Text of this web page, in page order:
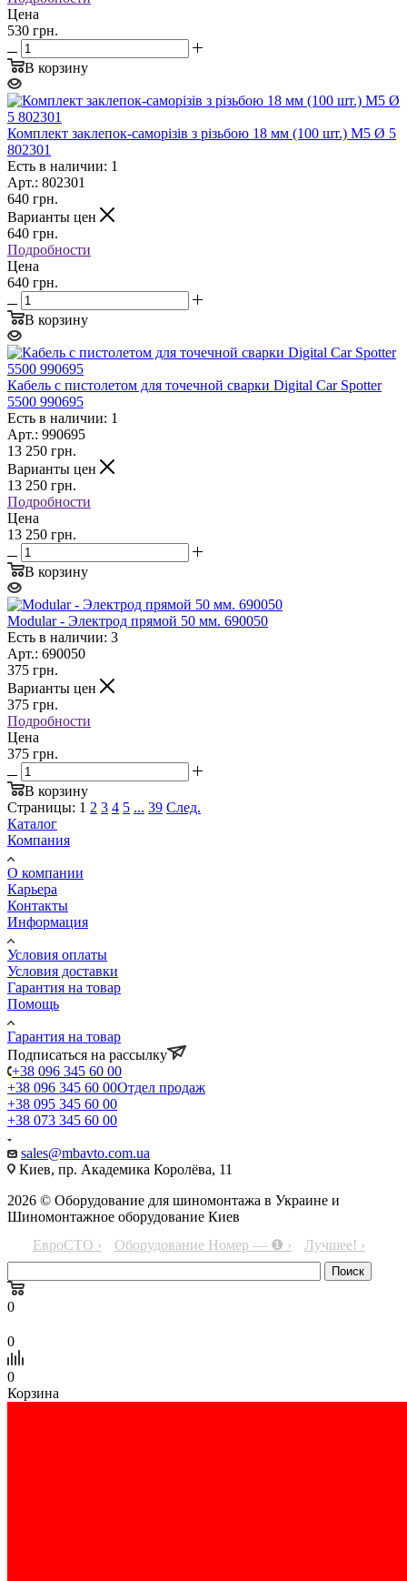
Цена
530 грн.
В корзину
Комплект заклепок-саморізів з різьбою 18 мм (100 шт.) М5 Ø 5
802301
Есть в наличии: 1
Арт.: 802301
640 грн.
Варианты цен
640 грн.
Подробности
Цена
640 грн.
В корзину
Кабель с пистолетом для точечной сварки Digital Car Spotter
5500 990695
Есть в наличии: 1
Арт.: 990695
13 250 грн.
Варианты цен
13 250 грн.
Подробности
Цена
13 250 грн.
В корзину
Modular - Электрод прямой 50 мм. 690050
Есть в наличии: 3
Арт.: 690050
375 грн.
Варианты цен
375 грн.
Подробности
Цена
375 грн.
В корзину
Страницы: 1 2 3 4 5 ... 39 След.
Каталог
Компания
О компании
Карьера
Контакты
Информация
Условия оплаты
Условия доставки
Гарантия на товар
Помощь
Гарантия на товар
Подписаться на рассылку
+38 096 345 60 00
+38 096 345 60 00Отдел продаж
+38 095 345 60 00
+38 073 345 60 00
sales@mbavto.com.ua
Киев, пр. Академика Королёва, 11
2026 © Оборудование для шиномонтажа в Украине и
Шиномонтажное оборудование Киев
ЕвроСТО ›
Оборудование Номер — ❶ › Лучшее! ›
0
0
0
Корзина